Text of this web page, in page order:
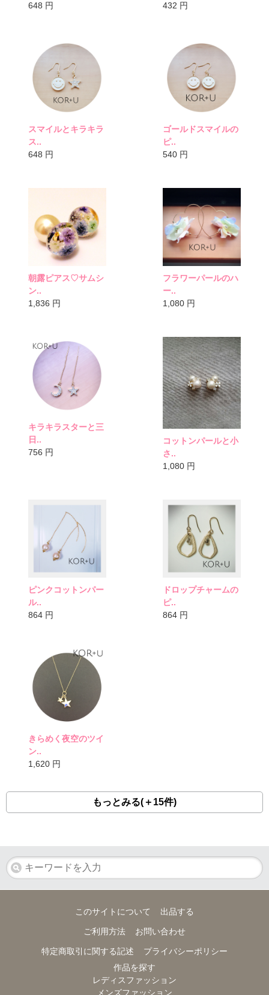
648 円
432 円
スマイルとキラキラ
ス..
648 円
ゴールドスマイルの
ピ..
540 円
朝露ピアス♡サムシ
ン..
1,836 円
フラワーパールのハ
ー..
1,080 円
キラキラスターと三
日..
756 円
コットンパールと小
さ..
1,080 円
ピンクコットンパー
ル..
864 円
ドロップチャームの
ピ..
864 円
きらめく夜空のツイ
ン..
1,620 円
もっとみる(＋15件)
このサイトについて 出品する
ご利用方法 お問い合わせ
特定商取引に関する記述
プライバシーポリシー
作品を探す
レディスファッション
メンズファッション